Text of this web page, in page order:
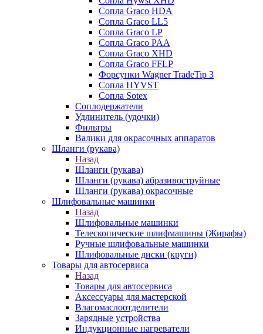
Сопла Graco HDA
Сопла Graco LL5
Сопла Graco LP
Сопла Graco PAA
Сопла Graco XHD
Сопла Graco FFLP
Форсунки Wagner TradeTip 3
Сопла HYVST
Сопла Sotex
Соплодержатели
Удлинитель (удочки)
Фильтры
Валики для окрасочных аппаратов
Шланги (рукава)
Назад
Шланги (рукава)
Шланги (рукава) абразивоструйные
Шланги (рукава) окрасочные
Шлифовальные машинки
Назад
Шлифовальные машинки
Телескопические шлифмашины (Жирафы)
Ручные шлифовальные машинки
Шлифовальные диски (круги)
Товары для автосервиса
Назад
Товары для автосервиса
Аксессуары для мастерской
Влагомаслоотделители
Зарядные устройства
Индукционные нагреватели